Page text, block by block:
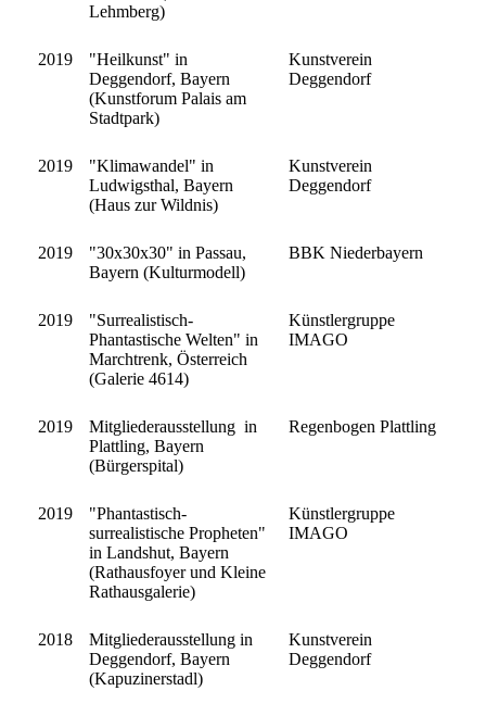
Lehmberg)
2019
"Heilkunst" in
Deggendorf, Bayern
(Kunstforum Palais am
Stadtpark)
Kunstverein
Deggendorf
2019
"Klimawandel" in
Ludwigsthal, Bayern
(Haus zur Wildnis)
Kunstverein
Deggendorf
2019
"30x30x30" in Passau,
Bayern (Kulturmodell)
BBK Niederbayern
2019
"Surrealistisch-
Phantastische Welten" in
Marchtrenk, Österreich
(Galerie 4614)
Künstlergruppe
IMAGO
2019
Mitgliederausstellung in
Plattling, Bayern
(Bürgerspital)
Regenbogen Plattling
2019
"Phantastisch-
surrealistische Propheten"
in Landshut, Bayern
(Rathausfoyer und Kleine
Rathausgalerie)
Künstlergruppe
IMAGO
2018
Mitgliederausstellung in
Deggendorf, Bayern
(Kapuzinerstadl)
Kunstverein
Deggendorf